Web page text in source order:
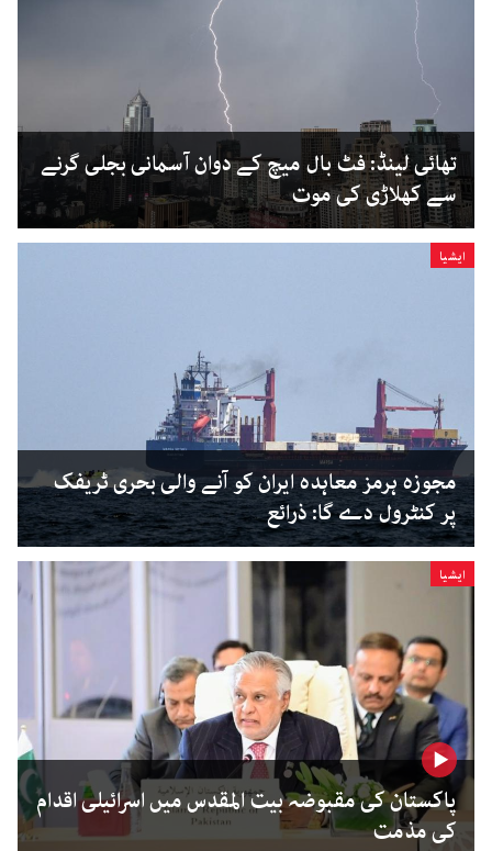
تھائی لینڈ: فٹ بال میچ کے دوان آسمانی بجلی گرنے
سے کھلاڑی کی موت
ایشیا
مجوزہ ہرمز معاہدہ ایران کو آنے والی بحری ٹریفک
پر کنٹرول دے گا: ذرائع
ایشیا
پاکستان کی مقبوضہ بیت المقدس میں اسرائیلی اقدام
کی مذمت